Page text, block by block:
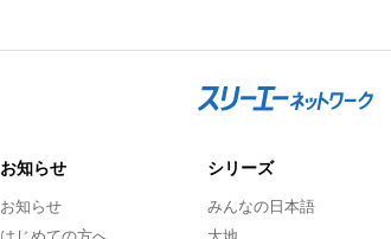
お知らせ
お知らせ
シリーズ
みんなの日本語